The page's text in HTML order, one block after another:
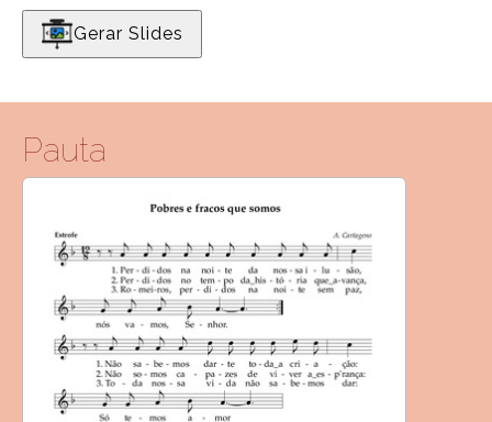
Gerar Slides
Pauta